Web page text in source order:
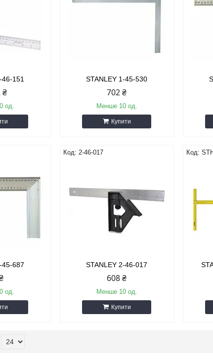
46-151
₴
од.
STANLEY 1-45-530
702 ₴
Менше 10 од.
Купити
45-687
од.
2-46-017
STANLEY 2-46-017
608 ₴
Менше 10 од.
Купити